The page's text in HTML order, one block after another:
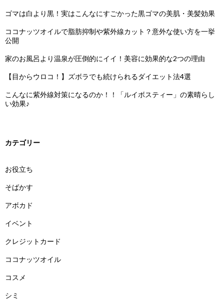
ゴマは白より黒！実はこんなにすごかった黒ゴマの美肌・美髪効果
ココナッツオイルで脂肪抑制や紫外線カット？意外な使い方を一挙
公開
家のお風呂より温泉が圧倒的にイイ！美容に効果的な2つの理由
【目からウロコ！】ズボラでも続けられるダイエット法4選
こんなに紫外線対策になるのか！！「ルイボスティー」の素晴らし
い効果♪
カテゴリー
お役立ち
そばかす
アボカド
イベント
クレジットカード
ココナッツオイル
コスメ
シミ